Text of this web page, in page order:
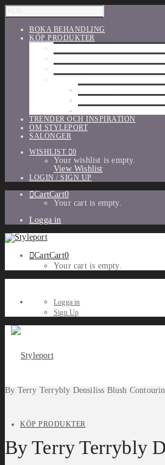
BOKA BEHANDLING
KÖP PRODUKTER
TRENDER OCH INSPIRATION
OM STYLEPORT
SALONGER
WISHLIST
0
Your wishlist is empty.
View Wishlist
LOGIN / SIGN UP
CartCart0
Your cart is empty.
Logga in
CartCart0
Your cart is empty.
Logga in
Sign Up
KÖP PRODUKTER
By Terry Terrybly Densiliss Blush
By Terry Terrybly